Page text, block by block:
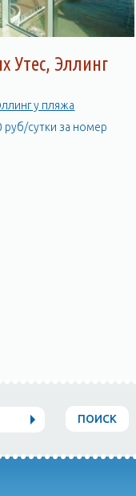
Утес, Эллинг
у пляжа
руб/сутки за номер
ПОИСК